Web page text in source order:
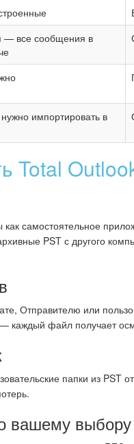
— все сообщения в
импортировать в
Total
самостоятельное
PST с другого
Отправителю или
файл получает
папки из PST
вашему выбору